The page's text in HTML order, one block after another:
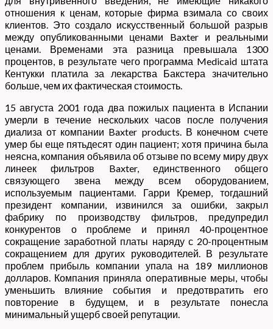
отношения к ценам, которые фирма взимала со своих
клиентов. Это создало искусственный большой разрыв
между опубликованными ценами Baxter и реальными
ценами. Временами эта разница превышала 1300
процентов, в результате чего программа Medicaid штата
Кентукки платила за лекарства Бакстера значительно
больше, чем их фактическая стоимость.
15 августа 2001 года два пожилых пациента в Испании
умерли в течение нескольких часов после получения
диализа от компании Baxter products. В конечном счете
умер бы еще пятьдесят один пациент; хотя причина была
неясна, компания объявила об отзыве по всему миру двух
линеек фильтров Baxter, единственного общего
связующего звена между всем оборудованием,
используемым пациентами. Гарри Кремер, тогдашний
президент компании, извинился за ошибки, закрыл
фабрику по производству фильтров, предупредил
конкурентов о проблеме и принял 40-процентное
сокращение заработной платы наряду с 20-процентным
сокращением для других руководителей. В результате
проблем прибыль компании упала на 189 миллионов
долларов. Компания приняла оперативные меры, чтобы
уменьшить влияние события и предотвратить его
повторение в будущем, и в результате понесла
минимальный ущерб своей репутации.